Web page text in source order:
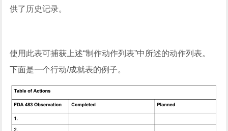
供了历史记录。
使用此表可捕获上述“制作动作列表”中所述的动作列表。
下面是一个行动/成就表的例子。